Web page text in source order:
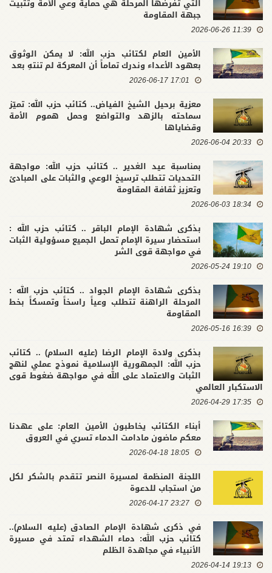
التي تفرضها المرحلة هي حماية وعي الأمة وتثبيت
جبهة المقاومة
11:39 2026-06-26
الأمين العام لكتائب حزب الله: لا يمكن الوثوق
بعهود الأعداء وندرك تماماً أن المعركة لم تنتهِ بعد
17:01 2026-06-17
معزية برحيل الشيخ الفياض.. كتائب حزب الله: تميّز
سماحته بالزهد والتواضع وحمل هموم الأمة
وقضاياها
20:33 2026-06-04
بمناسبة عيد الغدير .. كتائب حزب الله: مواجهة
التحديات تتطلب ترسيخ الوعي والثبات على المبادئ
وتعزيز ثقافة المقاومة
18:34 2026-06-03
بذكرى شهادة الإمام الباقر .. كتائب حزب الله :
استحضار سيرة الإمام تحمل الجميع مسؤولية الثبات
في مواجهة قوى الشر
19:10 2026-05-24
بذكرى شهادة الإمام الجواد .. كتائب حزب الله :
المرحلة الراهنة تتطلب وعياً راسخاً وتمسكاً بخط
المقاومة
16:39 2026-05-16
بذكرى ولادة الإمام الرضا (عليه السلام) .. كتائب
حزب الله: الجمهورية الإسلامية نموذج عملي لنهج
الثبات والاعتماد على الله في مواجهة ضغوط قوى
الاستكبار العالمي
17:35 2026-04-29
أبناء الكتائب يخاطبون الأمين العام: على عهدنا
معكم ماضون مادامت الدماء تسري في العروق
18:05 2026-04-18
اللجنة المنظمة لمسيرة النصر تتقدم بالشكر لكل
من استجاب للدعوة
23:27 2026-04-17
في ذكرى شهادة الإمام الصادق (عليه السلام)..
كتائب حزب الله: دماء الشهداء تمتد في مسيرة
الأنبياء في مجاهدة الظلم
19:13 2026-04-14